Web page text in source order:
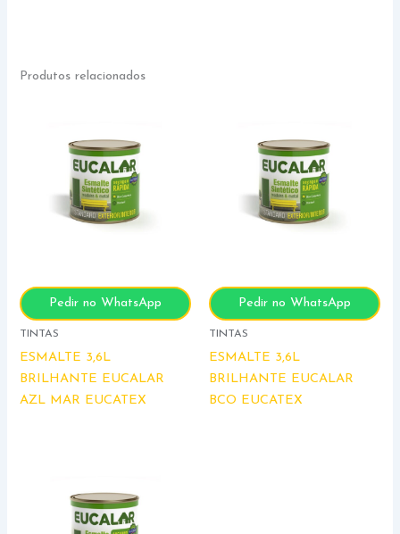
Produtos relacionados
Pedir no WhatsApp
TINTAS
ESMALTE 3,6L
BRILHANTE EUCALAR
AZL MAR EUCATEX
Pedir no WhatsApp
TINTAS
ESMALTE 3,6L
BRILHANTE EUCALAR
BCO EUCATEX